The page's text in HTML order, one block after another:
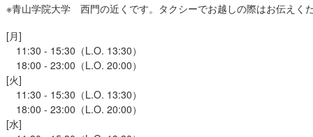
※青山学院大学　西門の近くです。タクシーでお越しの際はお伝えく
[月]
11:30 - 15:30（L.O. 13:30）
18:00 - 23:00（L.O. 20:00）
[火]
11:30 - 15:30（L.O. 13:30）
18:00 - 23:00（L.O. 20:00）
[水]